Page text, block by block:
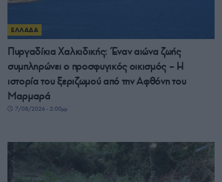
ΕΛΛΑΔΑ
Πυργαδίκια Χαλκιδικής: Έναν αιώνα ζωής
συμπληρώνει ο προσφυγικός οικισμός – Η
ιστορία του ξεριζωμού από την Αφθόνη του
Μαρμαρά
7/08/2026 - 2:00μμ